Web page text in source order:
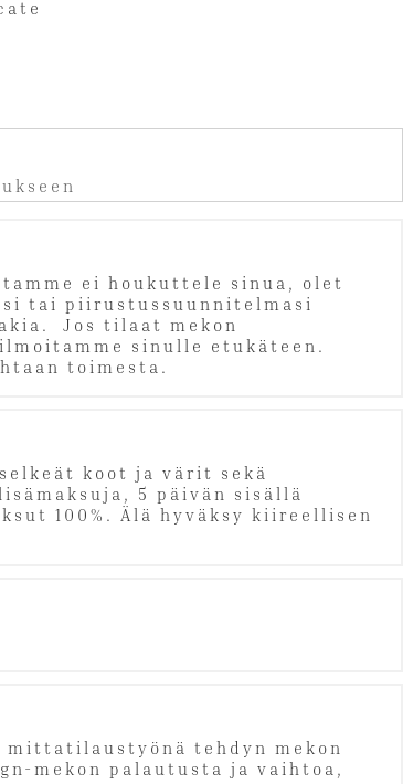
ei houkuttele sinua, olet
tai piirustussuunnitelmasi
Jos tilaat mekon
sinulle etukäteen.
toimesta.
koot ja värit sekä
5 päivän sisällä
100%. Älä hyväksy kiireellisen
tehdyn mekon
mekon palautusta ja vaihtoa,